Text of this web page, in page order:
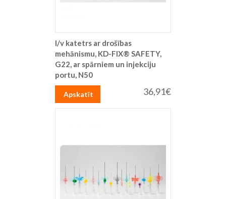
I/v katetrs ar drošības
mehānismu, KD-FIX® SAFETY,
G22, ar spārniem un injekciju
portu, N50
36,91€
Apskatīt